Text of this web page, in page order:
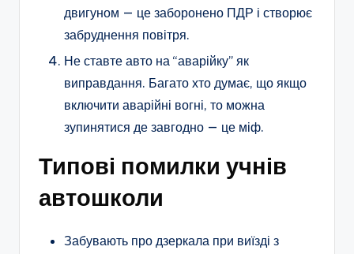
двигуном — це заборонено ПДР і створює
забруднення повітря.
Не ставте авто на “аварійку” як
виправдання. Багато хто думає, що якщо
включити аварійні вогні, то можна
зупинятися де завгодно — це міф.
Типові помилки учнів
автошколи
Забувають про дзеркала при виїзді з